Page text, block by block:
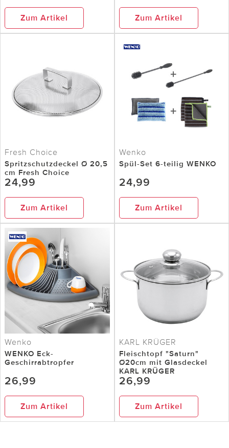
Zum Artikel Zum Artikel
Fresh Choice
Spritzschutzdeckel Ø 20,5
cm Fresh Choice
24,99
Zum Artikel
Wenko
Spül-Set 6-teilig WENKO
24,99
Zum Artikel
Wenko
WENKO Eck-
Geschirrabtropfer
26,99
Zum Artikel
KARL KRÜGER
Fleischtopf "Saturn"
Ø20cm mit Glasdeckel
KARL KRÜGER
26,99
Zum Artikel